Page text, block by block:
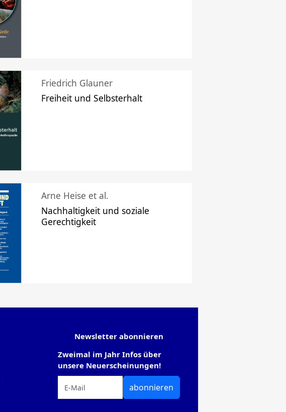
Friedrich Glauner
Freiheit und Selbsterhalt
Arne Heise et al.
Nachhaltigkeit und soziale
Gerechtigkeit
Newsletter abonnieren
Zweimal im Jahr Infos über
unsere Neuerscheinungen!
abonnieren